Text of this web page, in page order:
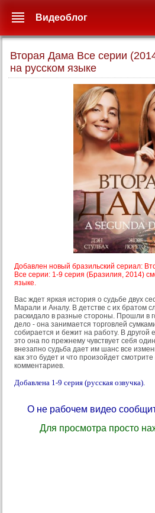
Вторая Дама Все серии
на русском языке
Добавлен новый бразильский сериал:
Все серии: 1-9 серия (Бразилия, 2014)
языке.
Вас ждет яркая история о судьбе двух
Марали и Аналу. В детстве с их братом
раскидало в разные стороны. Прошли в
дело - она занимается торговлей
собирается и бежит на работу. В другой
это она по прежнему чувствует себя
внезапно судьба дает им шанс все
как это будет и что произойдет
комментариев.
Добавлена 1-9 серия (русская озвучка).
О не рабочем видео
Для просмотра просто
Видеоблог